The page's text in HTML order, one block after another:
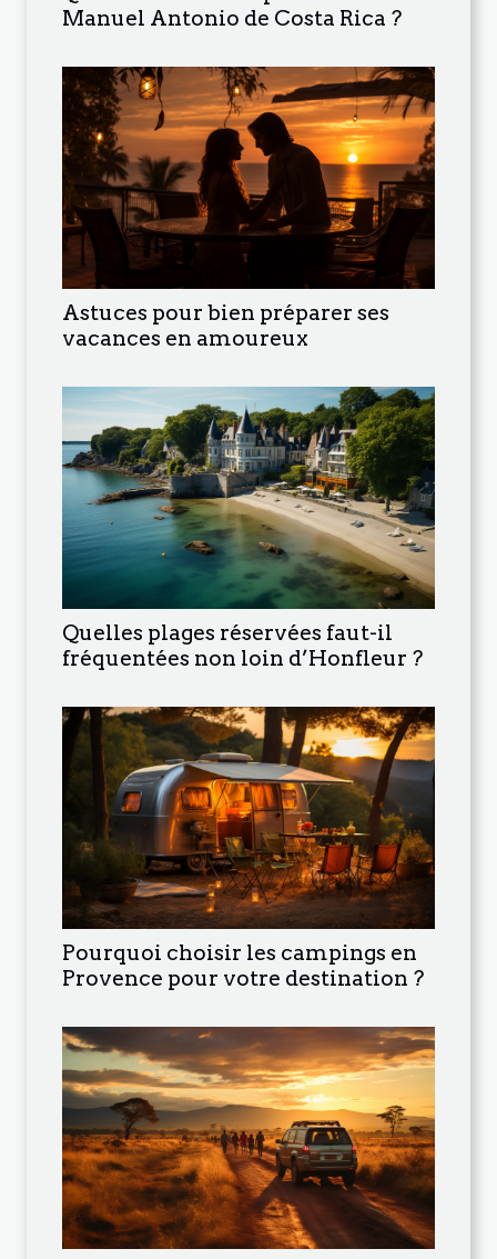
Manuel Antonio de Costa Rica ?
Astuces pour bien préparer ses
vacances en amoureux
Quelles plages réservées faut-il
fréquentées non loin d’Honfleur ?
Pourquoi choisir les campings en
Provence pour votre destination ?